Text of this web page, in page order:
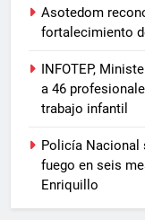
Asotedom
fortalecimiento
INFOTEP,
a 46
trabajo infantil
Policía Nacional
fuego en seis
Enriquillo